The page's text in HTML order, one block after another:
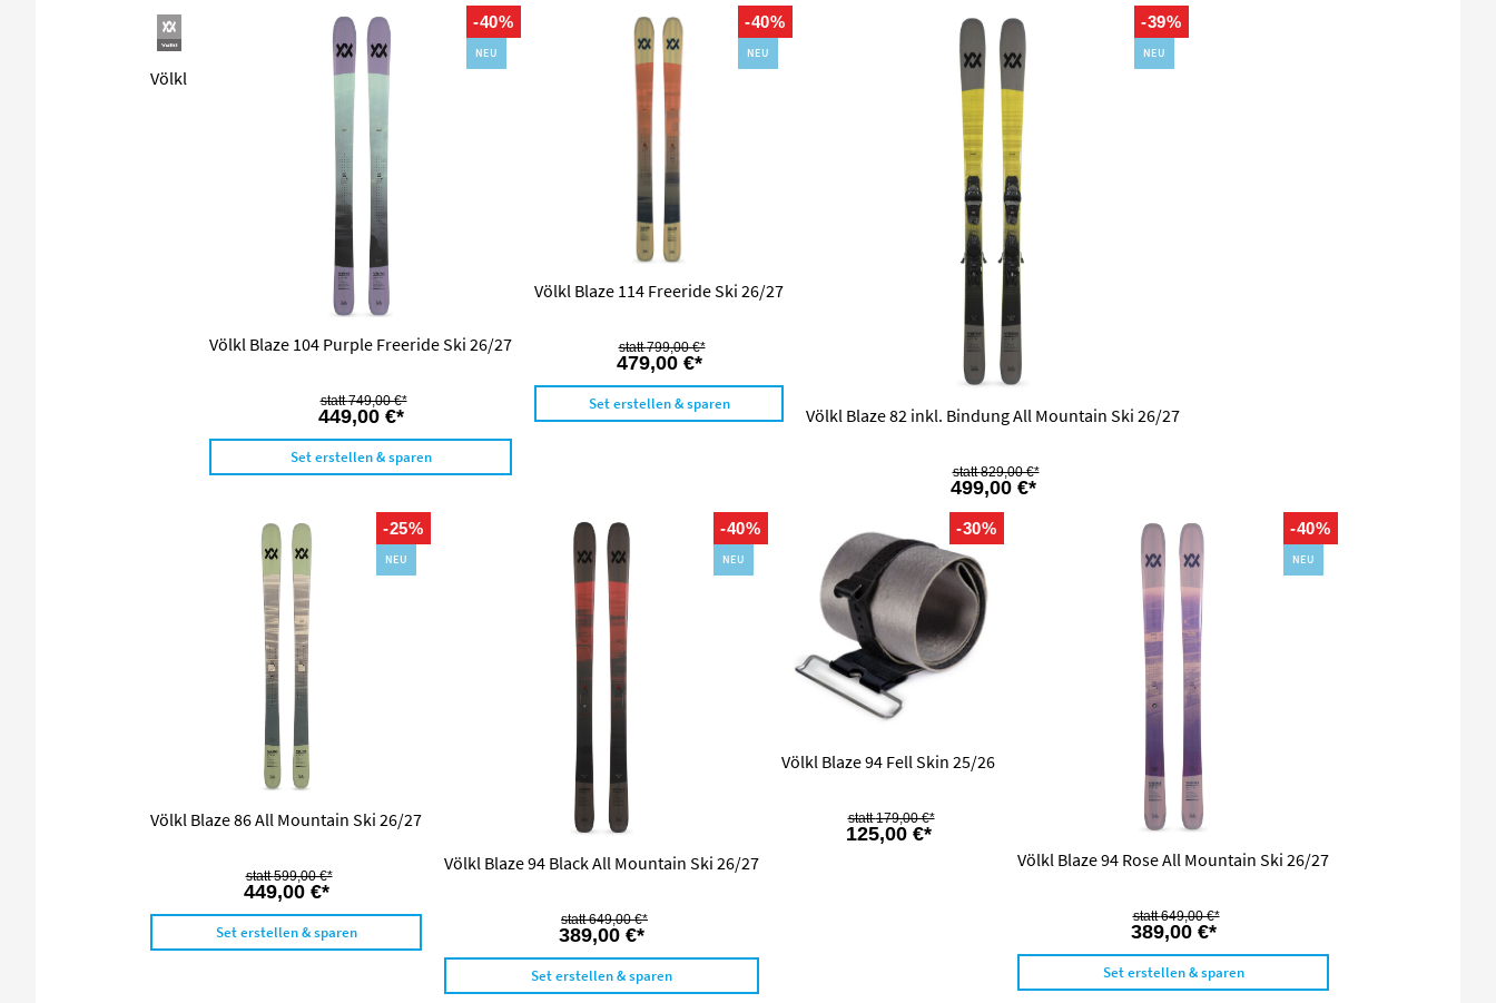
Völkl
-40%
NEU
Völkl Blaze 104 Purple Freeride Ski 26/27
449,00 €*
749,00 €*
Set erstellen & sparen
-40%
NEU
Völkl Blaze 114 Freeride Ski 26/27
479,00 €*
799,00 €*
Set erstellen & sparen
-39%
NEU
Völkl Blaze 82 inkl. Bindung All Mountain Ski 26/27
499,00 €*
829,00 €*
-25%
NEU
Völkl Blaze 86 All Mountain Ski 26/27
449,00 €*
599,00 €*
Set erstellen & sparen
-40%
NEU
Völkl Blaze 94 Black All Mountain Ski 26/27
389,00 €*
649,00 €*
Set erstellen & sparen
-30%
Völkl Blaze 94 Fell Skin 25/26
125,00 €*
179,00 €*
-40%
NEU
Völkl Blaze 94 Rose All Mountain Ski 26/27
389,00 €*
649,00 €*
Set erstellen & sparen